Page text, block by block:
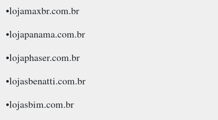
•lojamaxbr.com.br
•lojapanama.com.br
•lojaphaser.com.br
•lojasbenatti.com.br
•lojasbim.com.br